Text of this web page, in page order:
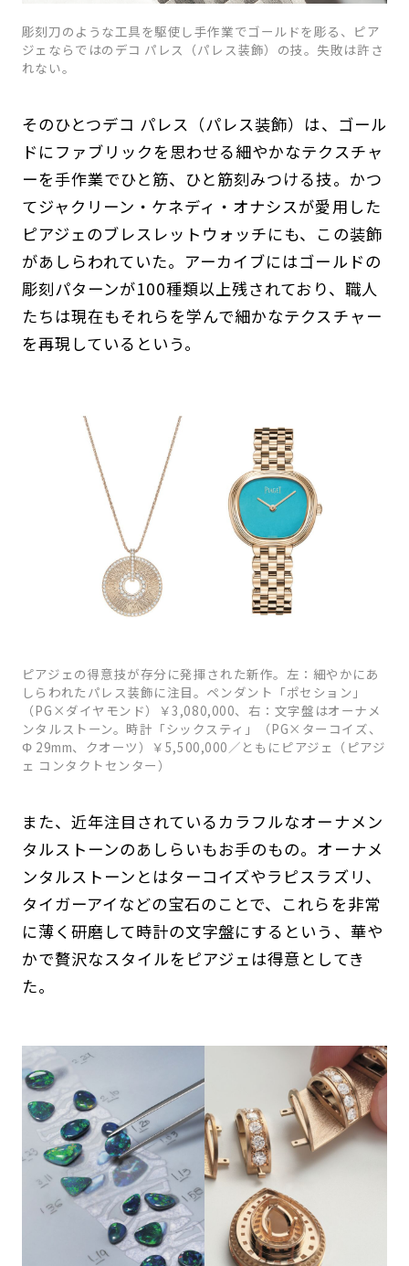
彫刻刀のような工具を駆使し手作業でゴールドを彫る、ピア
ジェならではのデコ パレス（パレス装飾）の技。失敗は許さ
れない。
そのひとつデコ パレス（パレス装飾）は、ゴール
ドにファブリックを思わせる細やかなテクスチャ
ーを手作業でひと筋、ひと筋刻みつける技。かつ
てジャクリーン・ケネディ・オナシスが愛用した
ピアジェのブレスレットウォッチにも、この装飾
があしらわれていた。アーカイブにはゴールドの
彫刻パターンが100種類以上残されており、職人
たちは現在もそれらを学んで細かなテクスチャー
を再現しているという。
ピアジェの得意技が存分に発揮された新作。左：細やかにあ
しらわれたパレス装飾に注目。ペンダント「ポセション」
（PG×ダイヤモンド）￥3,080,000、右：文字盤はオーナメ
ンタルストーン。時計「シックスティ」（PG×ターコイズ、
Φ 29mm、クオーツ）￥5,500,000／ともにピアジェ（ピアジ
ェ コンタクトセンター）
また、近年注目されているカラフルなオーナメン
タルストーンのあしらいもお手のもの。オーナメ
ンタルストーンとはターコイズやラピスラズリ、
タイガーアイなどの宝石のことで、これらを非常
に薄く研磨して時計の文字盤にするという、華や
かで贅沢なスタイルをピアジェは得意としてき
た。